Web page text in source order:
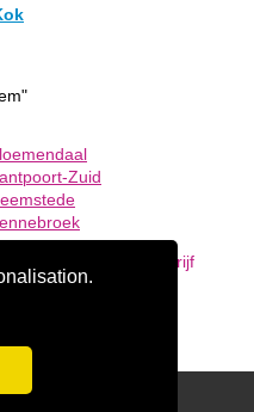
Zuid
Meld een bedrijf